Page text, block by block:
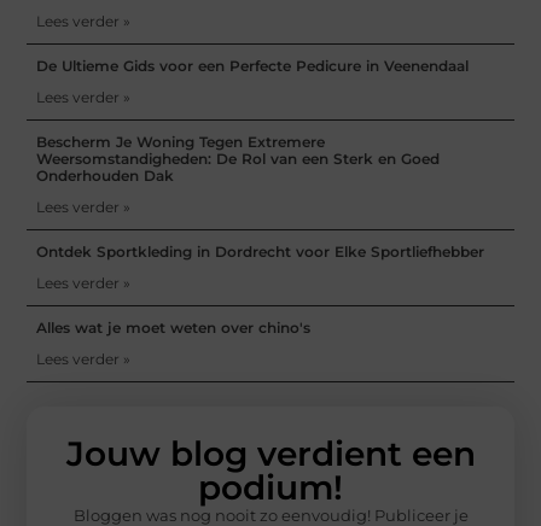
Lees verder »
De Ultieme Gids voor een Perfecte Pedicure in Veenendaal
Lees verder »
Bescherm Je Woning Tegen Extremere
Weersomstandigheden: De Rol van een Sterk en Goed
Onderhouden Dak
Lees verder »
Ontdek Sportkleding in Dordrecht voor Elke Sportliefhebber
Lees verder »
Alles wat je moet weten over chino's
Lees verder »
Jouw blog verdient een
podium!
Bloggen was nog nooit zo eenvoudig! Publiceer je